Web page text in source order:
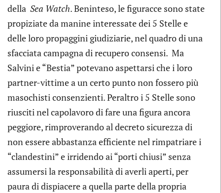
della Sea Watch. Beninteso, le figuracce sono state
propiziate da manine interessate dei 5 Stelle e
delle loro propaggini giudiziarie, nel quadro di una
sfacciata campagna di recupero consensi. Ma
Salvini e “Bestia” potevano aspettarsi che i loro
partner-vittime a un certo punto non fossero più
masochisti consenzienti. Peraltro i 5 Stelle sono
riusciti nel capolavoro di fare una figura ancora
peggiore, rimproverando al decreto sicurezza di
non essere abbastanza efficiente nel rimpatriare i
“clandestini” e irridendo ai “porti chiusi” senza
assumersi la responsabilità di averli aperti, per
paura di dispiacere a quella parte della propria